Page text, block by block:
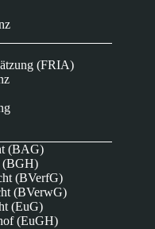
(FRIA)
(BAG)
(BGH)
(BVerfG)
(BVerwG)
(EuG)
(EuGH)